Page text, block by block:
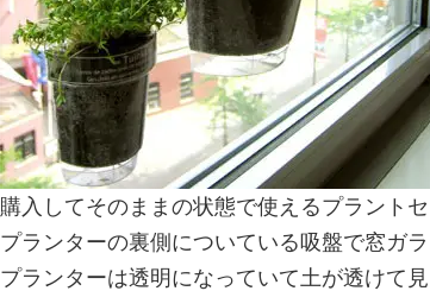
購入してそのままの状態で使えるプラントセ
プランターの裏側についている吸盤で窓ガ
プランターは透明になっていて土が透けて